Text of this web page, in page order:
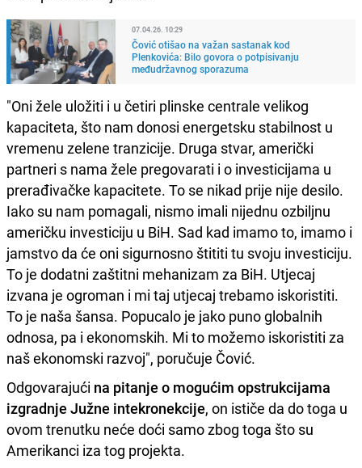
07.04.26. 10:29
Čović otišao na važan sastanak kod
Plenkovića: Bilo govora o potpisivanju
međudržavnog sporazuma
"Oni žele uložiti i u četiri plinske centrale velikog
kapaciteta, što nam donosi energetsku stabilnost u
vremenu zelene tranzicije. Druga stvar, američki
partneri s nama žele pregovarati i o investicijama u
prerađivačke kapacitete. To se nikad prije nije desilo.
Iako su nam pomagali, nismo imali nijednu ozbiljnu
američku investiciju u BiH. Sad kad imamo to, imamo i
jamstvo da će oni sigurnosno štititi tu svoju investiciju.
To je dodatni zaštitni mehanizam za BiH. Utjecaj
izvana je ogroman i mi taj utjecaj trebamo iskoristiti.
To je naša šansa. Popucalo je jako puno globalnih
odnosa, pa i ekonomskih. Mi to možemo iskoristiti za
naš ekonomski razvoj", poručuje Čović.
Odgovarajući na pitanje o mogućim opstrukcijama
izgradnje Južne intekronekcije, on ističe da do toga u
ovom trenutku neće doći samo zbog toga što su
Amerikanci iza tog projekta.